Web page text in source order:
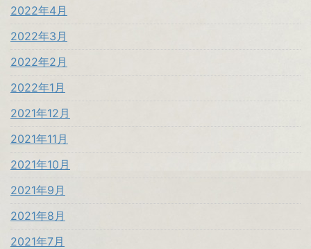
2022年4月
2022年3月
2022年2月
2022年1月
2021年12月
2021年11月
2021年10月
2021年9月
2021年8月
2021年7月